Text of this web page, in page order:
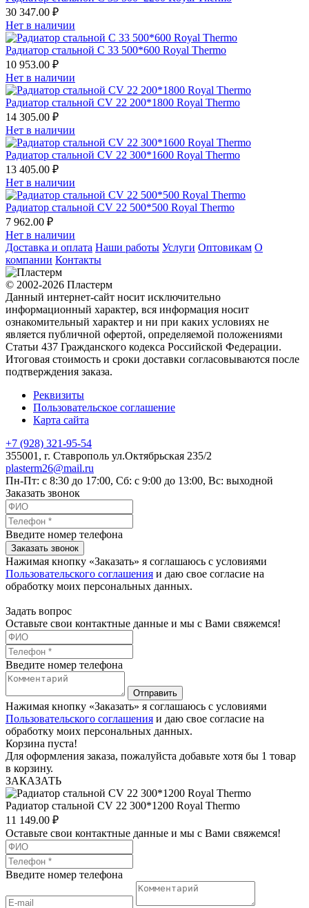
30 347.00 ₽
Нет в наличии
Радиатор стальной С 33 500*600 Royal Thermo
10 953.00 ₽
Нет в наличии
Радиатор стальной СV 22 200*1800 Royal Thermo
14 305.00 ₽
Нет в наличии
Радиатор стальной СV 22 300*1600 Royal Thermo
13 405.00 ₽
Нет в наличии
Радиатор стальной СV 22 500*500 Royal Thermo
7 962.00 ₽
Нет в наличии
Доставка и оплата Наши работы Услуги Оптовикам О
компании Контакты
© 2002-2026 Пластерм
Данный интернет-сайт носит исключительно
информационный характер, вся информация носит
ознакомительный характер и ни при каких условиях не
является публичной офертой, определяемой положениями
Статьи 437 Гражданского кодекса Российской Федерации.
Итоговая стоимость и сроки доставки согласовываются после
подтверждения заказа.
Реквизиты
Пользовательское соглашение
Карта сайта
+7 (928) 321-95-54
355001 , г. Ставрополь ул.Октябрьская 235/2
plasterm26@mail.ru
Пн-Пт: с 8:30 до 17:00, Сб: с 9:00 до 13:00, Вс: выходной
Заказать звонок
Введите номер телефона
Заказать звонок
Нажимая кнопку «Заказать» я соглашаюсь с условиями
Пользовательского соглашения и даю свое согласие на
обработку моих персональных данных.
Задать вопрос
Оставьте свои контактные данные и мы с Вами свяжемся!
Введите номер телефона
Отправить
Нажимая кнопку «Заказать» я соглашаюсь с условиями
Пользовательского соглашения и даю свое согласие на
обработку моих персональных данных.
Корзина пуста!
Для оформления заказа, пожалуйста добавьте хотя бы 1 товар
в корзину.
ЗАКАЗАТЬ
Радиатор стальной СV 22 300*1200 Royal Thermo
11 149.00 ₽
Оставьте свои контактные данные и мы с Вами свяжемся!
Введите номер телефона